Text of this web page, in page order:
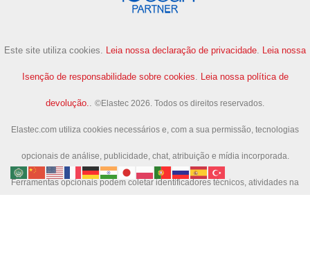
Este site utiliza cookies. Leia nossa declaração de privacidade. Leia nossa
Isenção de responsabilidade sobre cookies. Leia nossa política de
devolução.. ©Elastec 2026. Todos os direitos reservados.
Elastec.com utiliza cookies necessários e, com a sua permissão, tecnologias
opcionais de análise, publicidade, chat, atribuição e mídia incorporada.
Ferramentas opcionais podem coletar identificadores técnicos, atividades na